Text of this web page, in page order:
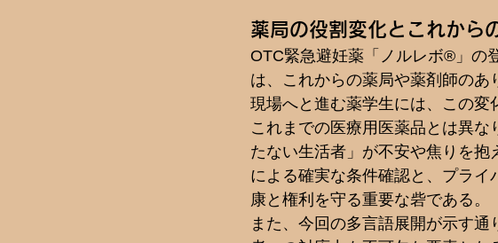
薬局の役割変化とこれから
OTC緊急避妊薬「ノルレボ®」の
は、これからの薬局や薬剤師の
現場へと進む薬学生には、この変
これまでの医療用医薬品とは異
たない生活者」が不安や焦りを
による確実な条件確認と、プラ
康と権利を守る重要な砦である。
また、今回の多言語展開が示す